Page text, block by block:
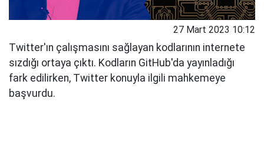
27 Mart 2023 10:12
Twitter'ın çalışmasını sağlayan kodlarının internete
sızdığı ortaya çıktı. Kodların GitHub'da yayınladığı
fark edilirken, Twitter konuyla ilgili mahkemeye
başvurdu.